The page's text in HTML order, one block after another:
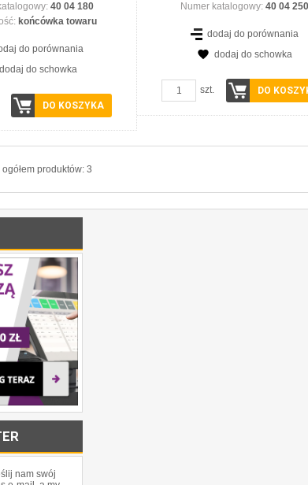
40 04 180
końcówka towaru
do porównania
dodaj do schowka
DO KOSZYKA
Numer katalogowy: 40 04 250
dodaj do porównania
dodaj do schowka
szt. DO
ogółem produktów: 3
nam swój